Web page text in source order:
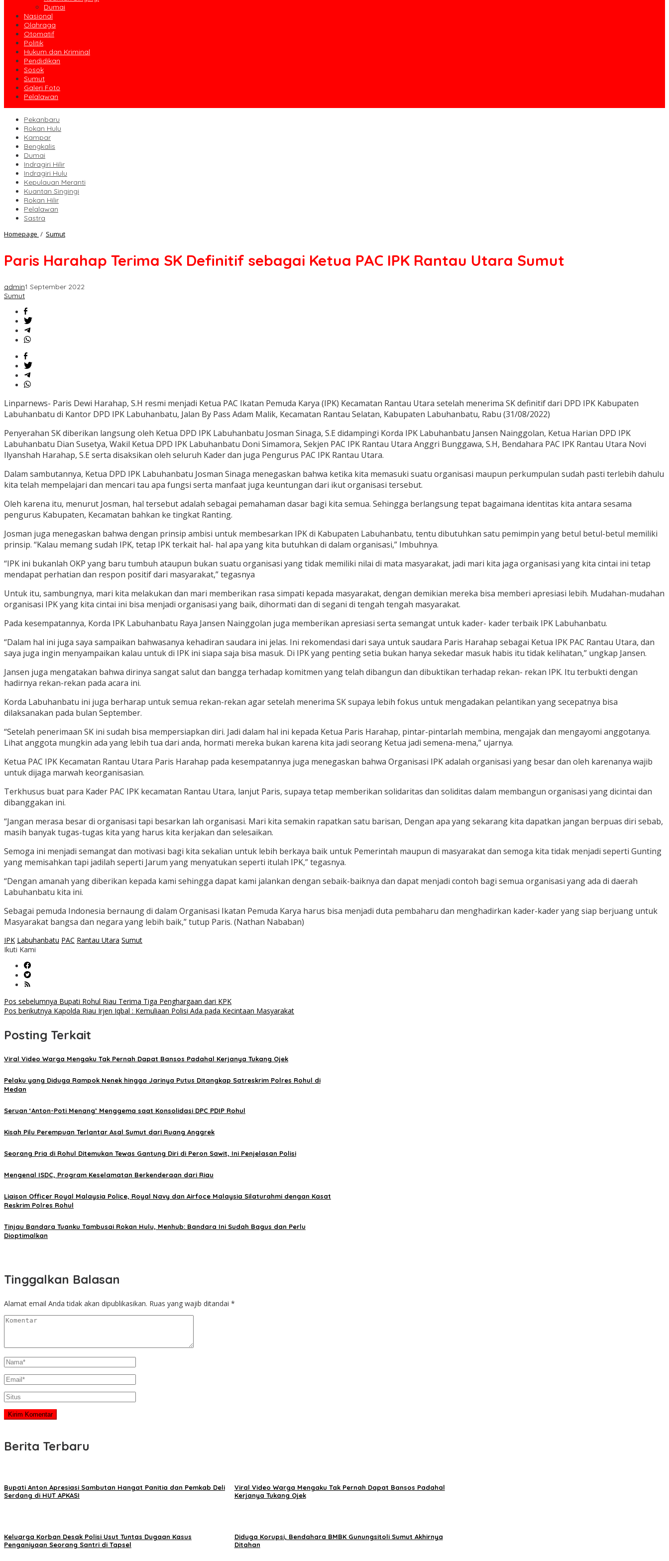
Dumai
Nasional
Olahraga
Otomatif
Politik
Hukum dan Kriminal
Pendidikan
Sosok
Sumut
Galeri Foto
Pelalawan
Pekanbaru
Rokan Hulu
Kampar
Bengkalis
Dumai
Indragiri Hilir
Indragiri Hulu
Kepulauan Meranti
Kuantan Singingi
Rokan Hilir
Pelalawan
Sastra
Homepage / SumutParis
SK
Ketua
Paris Harahap Terima SK Definitif sebagai Ketua PAC IPK Rantau Utara Sumut
admin1 September 2022
Sumut
Linparnews- Paris Dewi Harahap, S.H resmi menjadi Ketua PAC Ikatan Pemuda Karya (IPK) Kecamatan Rantau Utara setelah menerima SK definitif dari DPD IPK Kabupaten
Labuhanbatu di Kantor DPD IPK Labuhanbatu, Jalan By Pass Adam Malik, Kecamatan Rantau Selatan, Kabupaten Labuhanbatu, Rabu (31/08/2022)
Penyerahan SK diberikan langsung oleh Ketua DPD IPK Labuhanbatu Josman Sinaga, S.E didampingi Korda IPK Labuhanbatu Jansen Nainggolan, Ketua Harian DPD IPK
Labuhanbatu Dian Susetya, Wakil Ketua DPD IPK Labuhanbatu Doni Simamora, Sekjen PAC IPK Rantau Utara Anggri Bunggawa, S.H, Bendahara PAC IPK Rantau Utara Novi
Ilyanshah Harahap, S.E serta disaksikan oleh seluruh Kader dan juga Pengurus PAC IPK Rantau Utara.
Dalam sambutannya, Ketua DPD IPK Labuhanbatu Josman Sinaga menegaskan bahwa ketika kita memasuki suatu organisasi maupun perkumpulan sudah pasti terlebih dahulu
kita telah mempelajari dan mencari tau apa fungsi serta manfaat juga keuntungan dari ikut organisasi tersebut.
Oleh karena itu, menurut Josman, hal tersebut adalah sebagai pemahaman dasar bagi kita semua. Sehingga berlangsung tepat bagaimana identitas kita antara sesama
pengurus Kabupaten, Kecamatan bahkan ke tingkat Ranting.
Josman juga menegaskan bahwa dengan prinsip ambisi untuk membesarkan IPK di Kabupaten Labuhanbatu, tentu dibutuhkan satu pemimpin yang betul betul-betul memiliki
prinsip. “Kalau memang sudah IPK, tetap IPK terkait hal- hal apa yang kita butuhkan di dalam organisasi,” Imbuhnya.
“IPK ini bukanlah OKP yang baru tumbuh ataupun bukan suatu organisasi yang tidak memiliki nilai di mata masyarakat, jadi mari kita jaga organisasi yang kita cintai ini tetap
mendapat perhatian dan respon positif dari masyarakat,” tegasnya
Untuk itu, sambungnya, mari kita melakukan dan mari memberikan rasa simpati kepada masyarakat, dengan demikian mereka bisa memberi apresiasi lebih. Mudahan-mudahan
organisasi IPK yang kita cintai ini bisa menjadi organisasi yang baik, dihormati dan di segani di tengah tengah masyarakat.
Pada kesempatannya, Korda IPK Labuhanbatu Raya Jansen Nainggolan juga memberikan apresiasi serta semangat untuk kader- kader terbaik IPK Labuhanbatu.
“Dalam hal ini juga saya sampaikan bahwasanya kehadiran saudara ini jelas. Ini rekomendasi dari saya untuk saudara Paris Harahap sebagai Ketua IPK PAC Rantau Utara, dan
saya juga ingin menyampaikan kalau untuk di IPK ini siapa saja bisa masuk. Di IPK yang penting setia bukan hanya sekedar masuk habis itu tidak kelihatan,” ungkap Jansen.
Jansen juga mengatakan bahwa dirinya sangat salut dan bangga terhadap komitmen yang telah dibangun dan dibuktikan terhadap rekan- rekan IPK. Itu terbukti dengan
hadirnya rekan-rekan pada acara ini.
Korda Labuhanbatu ini juga berharap untuk semua rekan-rekan agar setelah menerima SK supaya lebih fokus untuk mengadakan pelantikan yang secepatnya bisa
dilaksanakan pada bulan September.
“Setelah penerimaan SK ini sudah bisa mempersiapkan diri. Jadi dalam hal ini kepada Ketua Paris Harahap, pintar-pintarlah membina, mengajak dan mengayomi anggotanya.
Lihat anggota mungkin ada yang lebih tua dari anda, hormati mereka bukan karena kita jadi seorang Ketua jadi semena-mena,” ujarnya.
Ketua PAC IPK Kecamatan Rantau Utara Paris Harahap pada kesempatannya juga menegaskan bahwa Organisasi IPK adalah organisasi yang besar dan oleh karenanya wajib
untuk dijaga marwah keorganisasian.
Terkhusus buat para Kader PAC IPK kecamatan Rantau Utara, lanjut Paris, supaya tetap memberikan solidaritas dan soliditas dalam membangun organisasi yang dicintai dan
dibanggakan ini.
“Jangan merasa besar di organisasi tapi besarkan lah organisasi. Mari kita semakin rapatkan satu barisan, Dengan apa yang sekarang kita dapatkan jangan berpuas diri sebab,
masih banyak tugas-tugas kita yang harus kita kerjakan dan selesaikan.
Semoga ini menjadi semangat dan motivasi bagi kita sekalian untuk lebih berkaya baik untuk Pemerintah maupun di masyarakat dan semoga kita tidak menjadi seperti Gunting
yang memisahkan tapi jadilah seperti Jarum yang menyatukan seperti itulah IPK,” tegasnya.
“Dengan amanah yang diberikan kepada kami sehingga dapat kami jalankan dengan sebaik-baiknya dan dapat menjadi contoh bagi semua organisasi yang ada di daerah
Labuhanbatu kita ini.
Sebagai pemuda Indonesia bernaung di dalam Organisasi Ikatan Pemuda Karya harus bisa menjadi duta pembaharu dan menghadirkan kader-kader yang siap berjuang untuk
Masyarakat bangsa dan negara yang lebih baik,” tutup Paris. (Nathan Nababan)
IPK Labuhanbatu PAC Rantau Utara Sumut
Ikuti Kami
Navigasi
Pos sebelumnya Bupati Rohul Riau Terima Tiga Penghargaan dari KPK
Pos berikutnya Kapolda Riau Irjen Iqbal : Kemuliaan Polisi Ada pada Kecintaan Masyarakat
Posting Terkait
Viral Video Warga Mengaku Tak Pernah Dapat Bansos Padahal Kerjanya Tukang Ojek
Pelaku yang Diduga Rampok Nenek hingga Jarinya Putus Ditangkap Satreskrim Polres Rohul di
Medan
Seruan ‘Anton-Poti Menang’ Menggema saat Konsolidasi DPC PDIP Rohul
Kisah Pilu Perempuan Terlantar Asal Sumut dari Ruang Anggrek
Seorang Pria di Rohul Ditemukan Tewas Gantung Diri di Peron Sawit, Ini Penjelasan Polisi
Mengenal ISDC, Program Keselamatan Berkenderaan dari Riau
Liaison Officer Royal Malaysia Police, Royal Navy dan Airfoce Malaysia Silaturahmi dengan Kasat
Reskrim Polres Rohul
Tinjau Bandara Tuanku Tambusai Rokan Hulu, Menhub: Bandara Ini Sudah Bagus dan Perlu
Dioptimalkan
Tinggalkan Balasan
Alamat email Anda tidak akan dipublikasikan. Ruas yang wajib ditandai *
Berita Terbaru
Bupati Anton Apresiasi Sambutan Hangat Panitia dan Pemkab Deli
Serdang di HUT APKASI
Viral Video Warga Mengaku Tak Pernah Dapat Bansos Padahal
Kerjanya Tukang Ojek
Keluarga Korban Desak Polisi Usut Tuntas Dugaan Kasus
Penganiyaan Seorang Santri di Tapsel
Diduga Korupsi, Bendahara BMBK Gunungsitoli Sumut Akhirnya
Ditahan